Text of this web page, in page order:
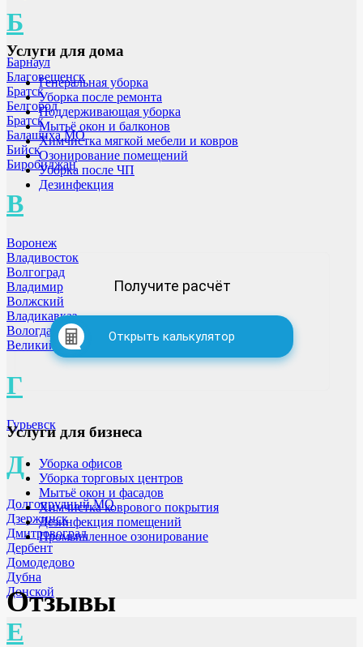
Б
Барнаул
Благовещенск
Братск
Белгород
Братск
Балашиха МО
Бийск
Биробиджан
В
Воронеж
Владивосток
Волгоград
Владимир
Волжский
Владикавказ
Вологда
Великий Новгород
Г
Гурьевск
Д
Долгопрудный МО
Дзержинск
Дмитровоград
Дербент
Домодедово
Дубна
Донской
Е
Услуги для дома
Генеральная уборка
Уборка после ремонта
Поддерживающая уборка
Мытьё окон и балконов
Химчистка мягкой мебели и ковров
Озонирование помещений
Уборка после ЧП
Дезинфекция
Получите расчёт
Открыть калькулятор
Услуги для бизнеса
Уборка офисов
Уборка торговых центров
Мытьё окон и фасадов
Химчистка коврового покрытия
Дезинфекция помещений
Промышленное озонирование
Отзывы